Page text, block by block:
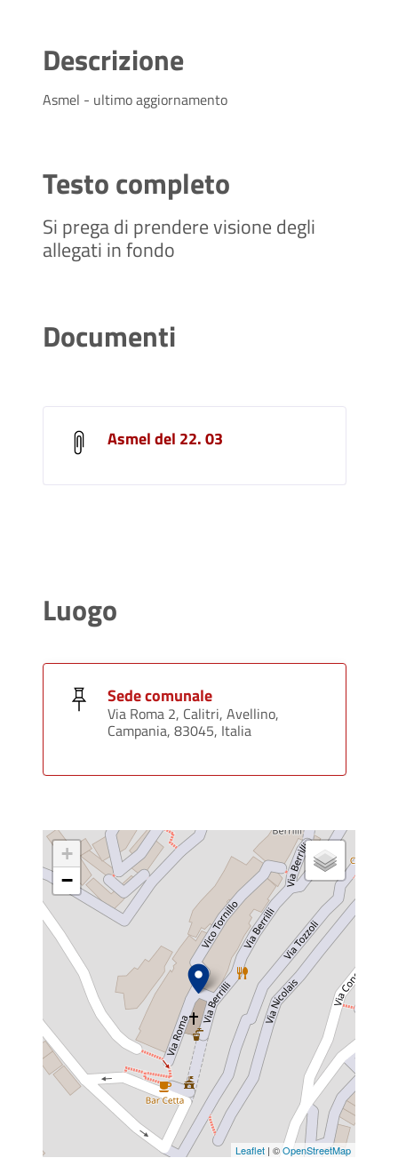
Descrizione
Asmel - ultimo aggiornamento
Testo completo
Si prega di prendere visione degli
allegati in fondo
Documenti
Asmel del 22. 03
Luogo
Sede comunale
Via Roma 2, Calitri, Avellino,
Campania, 83045, Italia
+
−
Leaflet | ©OpenStreetMap